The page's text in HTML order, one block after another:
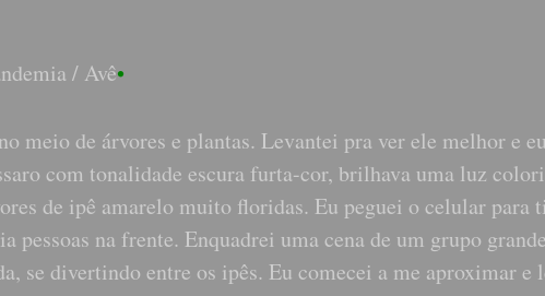
/ Avê•
meio de árvores e plantas. Levantei pra ver ele melhor e
com tonalidade escura furta-cor, brilhava uma luz
de ipê amarelo muito floridas. Eu peguei o celular para
pessoas na frente. Enquadrei uma cena de um grupo
se divertindo entre os ipês. Eu comecei a me aproximar e